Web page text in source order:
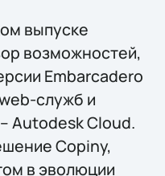
выпуске
возможностей,
Embarcadero
служб и
Autodesk Cloud.
Copiny,
в эволюции